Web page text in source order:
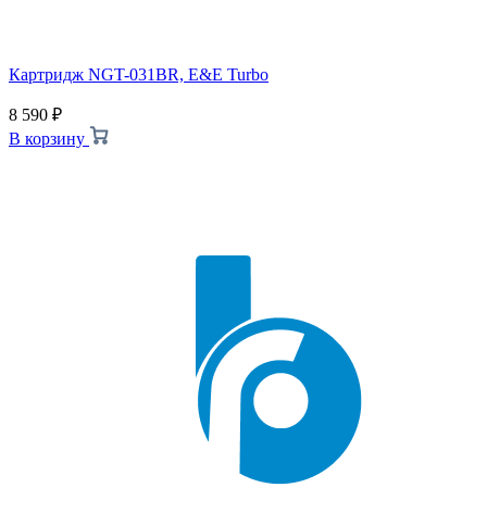
Картридж NGT-031BR, E&E Turbo
8 590 ₽
В корзину